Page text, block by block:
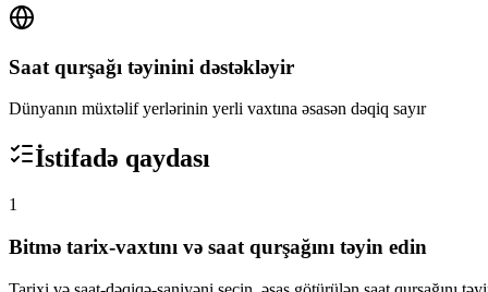
Saat qurşağı təyinini dəstəkləyir
Dünyanın müxtəlif yerlərinin yerli vaxtına əsasən dəqiq sayır
İstifadə qaydası
1
Bitmə tarix-vaxtını və saat qurşağını təyin edin